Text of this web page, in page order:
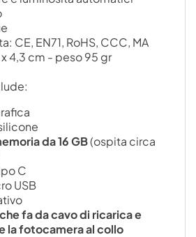
CE, EN71, RoHS, CCC, MA
4,3 cm - peso 95 gr
da 16 GB(ospita circa
C
USB
fa da cavo di ricarica e
la fotocamera al collo